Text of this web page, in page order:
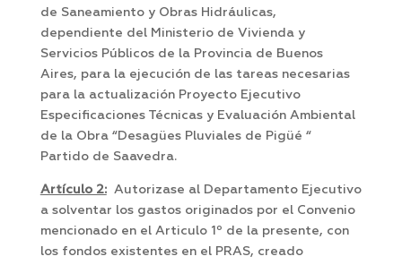
de Saneamiento y Obras Hidráulicas,
dependiente del Ministerio de Vivienda y
Servicios Públicos de la Provincia de Buenos
Aires, para la ejecución de las tareas necesarias
para la actualización Proyecto Ejecutivo
Especificaciones Técnicas y Evaluación Ambiental
de la Obra “Desagües Pluviales de Pigüé “
Partido de Saavedra.
Artículo 2:Autorizase al Departamento Ejecutivo
a solventar los gastos originados por el Convenio
mencionado en el Articulo 1º de la presente, con
los fondos existentes en el PRAS, creado